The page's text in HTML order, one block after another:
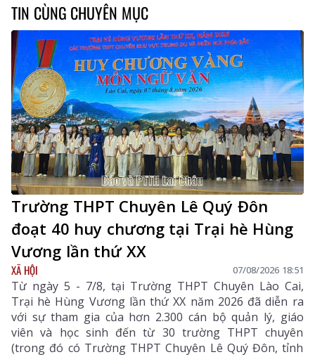
TIN CÙNG CHUYÊN MỤC
Trường THPT Chuyên Lê Quý Đôn
đoạt 40 huy chương tại Trại hè Hùng
Vương lần thứ XX
XÃ HỘI 07/08/2026 18:51
Từ ngày 5 - 7/8, tại Trường THPT Chuyên Lào Cai,
Trại hè Hùng Vương lần thứ XX năm 2026 đã diễn ra
với sự tham gia của hơn 2.300 cán bộ quản lý, giáo
viên và học sinh đến từ 30 trường THPT chuyên
(trong đó có Trường THPT Chuyên Lê Quý Đôn, tỉnh